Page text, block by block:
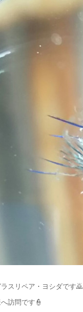
スリペア・ヨシダです🙇
訪問です👮